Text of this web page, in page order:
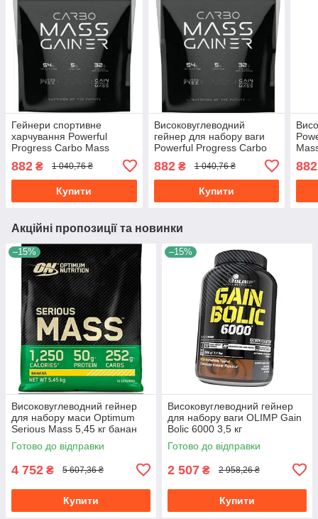
Гейнери спортивне
харчування Powerful
Progress Carbo Mass
882 ₴ 1 040,76 ₴
Купити
Високовуглеводний
гейнер для набору ваги
Powerful Progress Carbo
882₴ 1 040,76 ₴
Купити
882
Акційні пропозиції та новинки
–15%
Високовуглеводний гейнер
для набору маси Optimum
Serious Mass 5,45 кг банан
Готово до відправки
4 752 ₴ 5 607,36 ₴
Купити
–15%
Високовуглеводний гейнер
для набору ваги OLIMP Gain
Bolic 6000 3,5 кг
Готово до відправки
2 507 ₴ 2 958,26 ₴
Купити